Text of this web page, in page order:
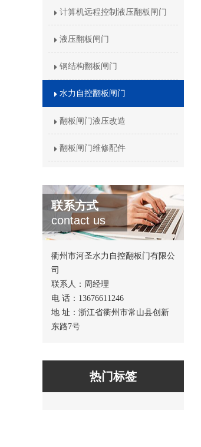
计算机远程控制液压翻板闸门
液压翻板闸门
钢结构翻板闸门
水力自控翻板闸门
翻板闸门液压改造
翻板闸门维修配件
联系方式
contact us
衢州市河圣水力自控翻板门有限公
司
联系人：周经理
电 话：13676611246
地 址：浙江省衢州市常山县创新
东路7号
热门标签